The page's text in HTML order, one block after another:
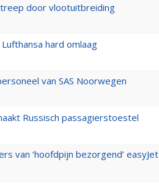
door vlootuitbreiding
hard omlaag
van SAS Noorwegen
Russisch passagierstoestel
van ‘hoofdpijn bezorgend’ easyJet